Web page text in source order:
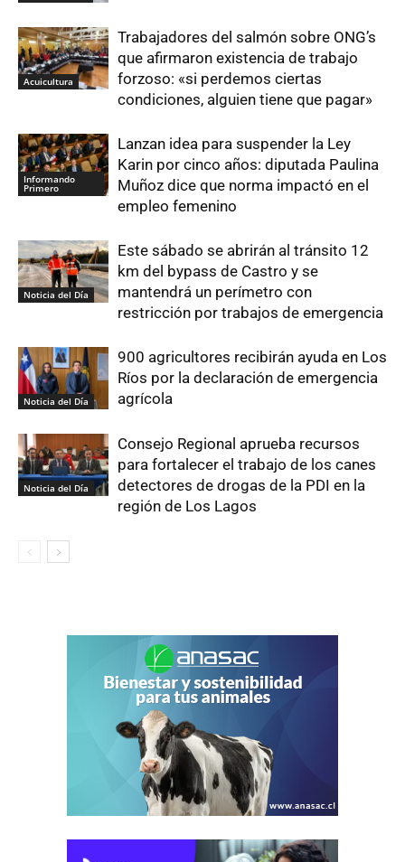
Acuicultura
Trabajadores del salmón sobre ONG’s
que afirmaron existencia de trabajo
forzoso: «si perdemos ciertas
condiciones, alguien tiene que pagar»
Informando
Primero
Lanzan idea para suspender la Ley
Karin por cinco años: diputada Paulina
Muñoz dice que norma impactó en el
empleo femenino
Noticia del Día
Este sábado se abrirán al tránsito 12
km del bypass de Castro y se
mantendrá un perímetro con
restricción por trabajos de emergencia
Noticia del Día
900 agricultores recibirán ayuda en Los
Ríos por la declaración de emergencia
agrícola
Noticia del Día
Consejo Regional aprueba recursos
para fortalecer el trabajo de los canes
detectores de drogas de la PDI en la
región de Los Lagos